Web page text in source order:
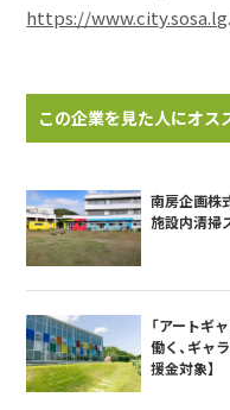
https://
この企業を見た人にオス
南房企画株
施設内清掃
「アートギ
働く、ギャ
援金対象】